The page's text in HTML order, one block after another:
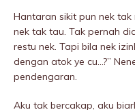
Hantaran sikit pun nek
nek tak tau. Tak pernah
restu nek. Tapi bila nek
dengan atok ye cu…?”
pendengaran.
Aku tak bercakap, aku